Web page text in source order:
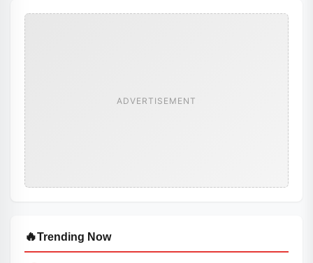
ADVERTISEMENT
🔥Trending Now